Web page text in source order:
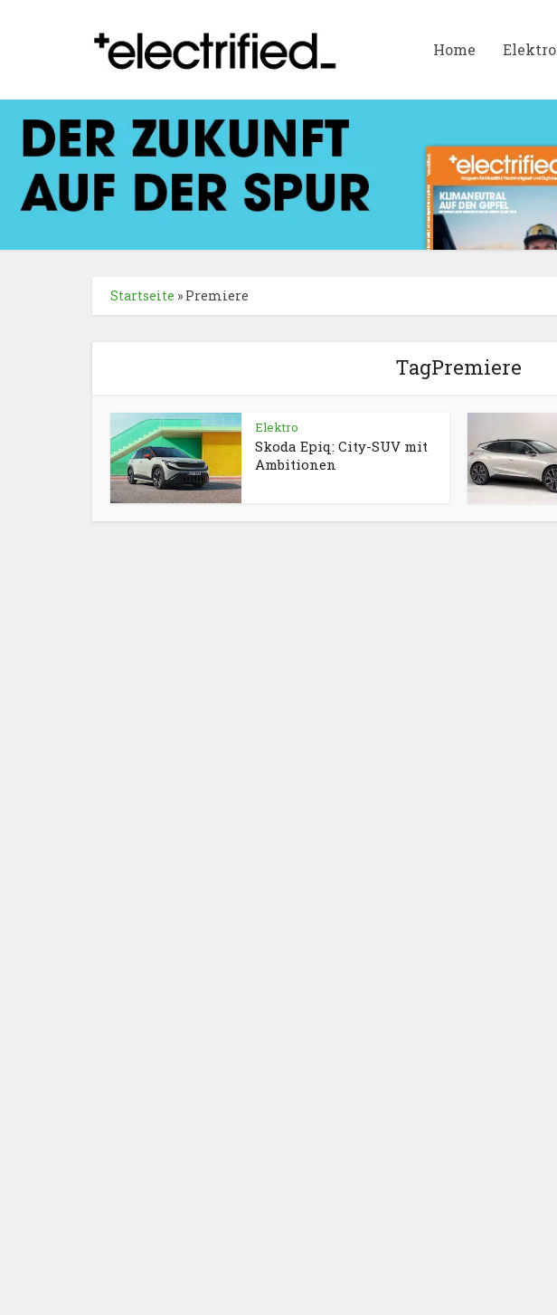
Home Elektro
Startseite » Premiere
TagPremiere
Elektro
Skoda Epiq: City-SUV mit
Ambitionen